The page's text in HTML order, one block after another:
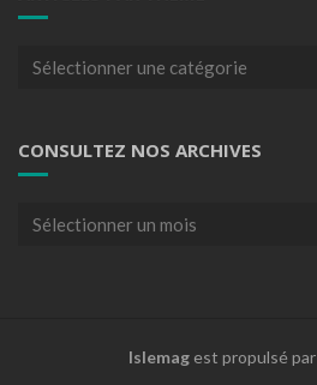
Articles
CONSULTEZ NOS ARCHIVES
Consultez
Islemagest propulsé par